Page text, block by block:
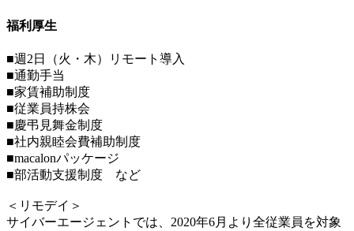
福利厚生
■週2日（火・木）リモート導入
■通勤手当
■家賃補助制度
■従業員持株会
■慶弔見舞金制度
■社内親睦会費補助制度
■macalonパッケージ
■部活動支援制度 など
＜リモデイ＞
サイバーエージェントでは、2020年6月より全従業員を対象